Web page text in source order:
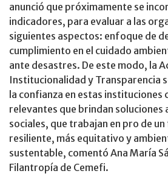
anunció que próximamente se
indicadores, para evaluar a las
siguientes aspectos: enfoque de
cumplimiento en el cuidado
ante desastres. De este modo, la
Institucionalidad y Transparencia
la confianza en estas instituciones
relevantes que brindan soluciones
sociales, que trabajan en pro de
resiliente, más equitativo y
sustentable, comentó Ana María
Filantropía de Cemefi.